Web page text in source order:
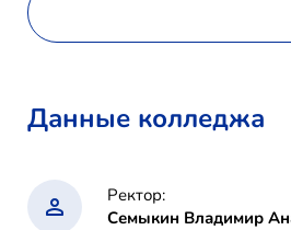
Данные колледжа
Ректор:
Семыкин Владимир